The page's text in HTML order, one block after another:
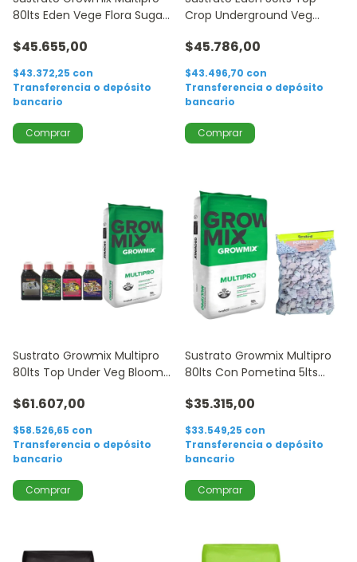
80lts Eden Vege Flora Sugar
$45.655,00
$43.372,25 con
Transferencia o depósito
bancario
Crop Underground Veg
$45.786,00
$43.496,70 con
Transferencia o depósito
bancario
Sustrato Growmix Multipro
80lts Top Under Veg Bloom
$61.607,00
$58.526,65 con
Transferencia o depósito
bancario
Sustrato Growmix Multipro
80lts Con Pometina 5lts
$35.315,00
$33.549,25 con
Transferencia o depósito
bancario